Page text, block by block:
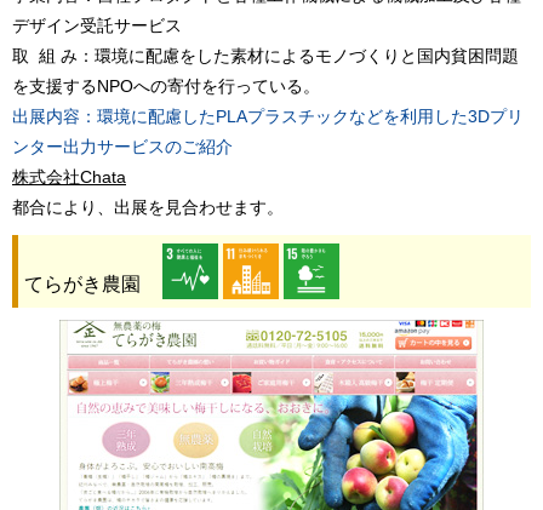
デザイン受託サービス
取 組 み：環境に配慮をした素材によるモノづくりと国内貧困問題
を支援するNPOへの寄付を行っている。
出展内容：環境に配慮したPLAプラスチックなどを利用した3Dプリ
ンター出力サービスのご紹介
株式会社Chata
都合により、出展を見合わせます。
てらがき農園